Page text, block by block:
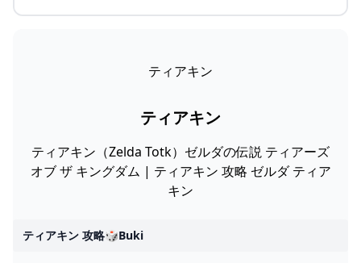
ティアキン
ティアキン
ティアキン（Zelda Totk）ゼルダの伝説 ティアーズ
オブ ザ キングダム | ティアキン 攻略 ゼルダ ティア
キン
ティアキン 攻略🎲buki